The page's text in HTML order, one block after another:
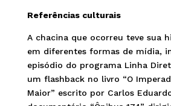
Referências culturais
A chacina que ocorreu teve sua
em diferentes formas de mídia,
episódio do programa Linha
um flashback no livro “O
Maior” escrito por Carlos